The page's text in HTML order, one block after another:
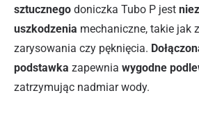
sztucznego doniczka Tubo P jest
uszkodzenia mechaniczne, takie jak
zarysowania czy pęknięcia.
podstawka zapewnia wygodne
zatrzymując nadmiar wody.